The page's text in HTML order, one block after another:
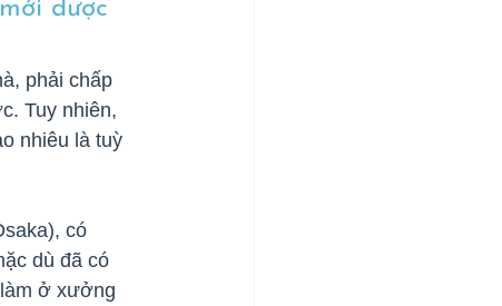
được
phải chấp
Tuy nhiên,
nhiêu là tuỳ
có
dù đã có
ở xưởng